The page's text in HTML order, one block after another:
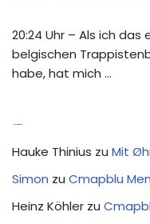
20:24 Uhr – Als ich
belgischen
habe, hat mich …
Hauke Thinius zu Mit
Simon zu Cmapblu
Heinz Köhler zu